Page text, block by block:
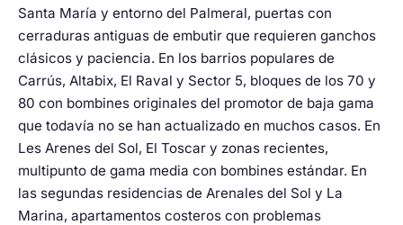
Santa María y entorno del Palmeral, puertas con
cerraduras antiguas de embutir que requieren ganchos
clásicos y paciencia. En los barrios populares de
Carrús, Altabix, El Raval y Sector 5, bloques de los 70 y
80 con bombines originales del promotor de baja gama
que todavía no se han actualizado en muchos casos. En
Les Arenes del Sol, El Toscar y zonas recientes,
multipunto de gama media con bombines estándar. En
las segundas residencias de Arenales del Sol y La
Marina, apartamentos costeros con problemas